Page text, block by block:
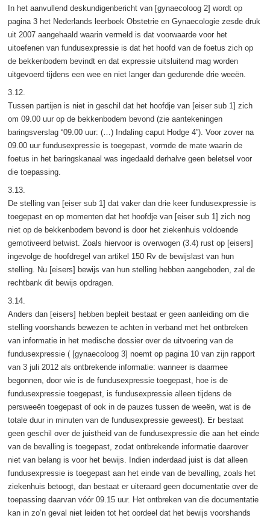
In het aanvullend deskundigenbericht van [gynaecoloog 2] wordt op
pagina 3 het Nederlands leerboek Obstetrie en Gynaecologie zesde druk
uit 2007 aangehaald waarin vermeld is dat voorwaarde voor het
uitoefenen van fundusexpressie is dat het hoofd van de foetus zich op
de bekkenbodem bevindt en dat expressie uitsluitend mag worden
uitgevoerd tijdens een wee en niet langer dan gedurende drie weeën.
3.12.
Tussen partijen is niet in geschil dat het hoofdje van [eiser sub 1] zich
om 09.00 uur op de bekkenbodem bevond (zie aantekeningen
baringsverslag “09.00 uur: (…) Indaling caput Hodge 4”). Voor zover na
09.00 uur fundusexpressie is toegepast, vormde de mate waarin de
foetus in het baringskanaal was ingedaald derhalve geen beletsel voor
die toepassing.
3.13.
De stelling van [eiser sub 1] dat vaker dan drie keer fundusexpressie is
toegepast en op momenten dat het hoofdje van [eiser sub 1] zich nog
niet op de bekkenbodem bevond is door het ziekenhuis voldoende
gemotiveerd betwist. Zoals hiervoor is overwogen (3.4) rust op [eisers]
ingevolge de hoofdregel van artikel 150 Rv de bewijslast van hun
stelling. Nu [eisers] bewijs van hun stelling hebben aangeboden, zal de
rechtbank dit bewijs opdragen.
3.14.
Anders dan [eisers] hebben bepleit bestaat er geen aanleiding om die
stelling voorshands bewezen te achten in verband met het ontbreken
van informatie in het medische dossier over de uitvoering van de
fundusexpressie ( [gynaecoloog 3] noemt op pagina 10 van zijn rapport
van 3 juli 2012 als ontbrekende informatie: wanneer is daarmee
begonnen, door wie is de fundusexpressie toegepast, hoe is de
fundusexpressie toegepast, is fundusexpressie alleen tijdens de
persweeën toegepast of ook in de pauzes tussen de weeën, wat is de
totale duur in minuten van de fundusexpressie geweest). Er bestaat
geen geschil over de juistheid van de fundusexpressie die aan het einde
van de bevalling is toegepast, zodat ontbrekende informatie daarover
niet van belang is voor het bewijs. Indien inderdaad juist is dat alleen
fundusexpressie is toegepast aan het einde van de bevalling, zoals het
ziekenhuis betoogt, dan bestaat er uiteraard geen documentatie over de
toepassing daarvan vóór 09.15 uur. Het ontbreken van die documentatie
kan in zo’n geval niet leiden tot het oordeel dat het bewijs voorshands